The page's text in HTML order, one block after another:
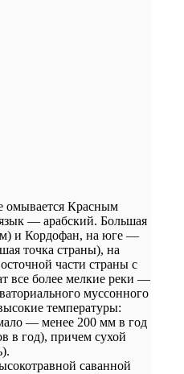
омывается Красным
— арабский. Большая
м) и Кордофан, на юге —
точка страны), на
части страны с
все более мелкие реки —
муссонного
температуры:
— менее 200 мм в год
в год), причем сухой
саванной